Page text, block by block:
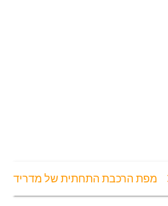
מפת הרכבת התחתית של מדריד